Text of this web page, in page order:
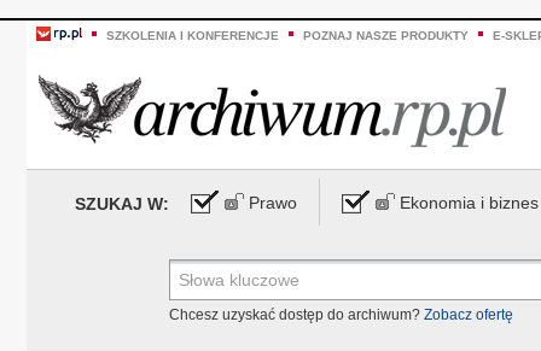
SZKOLENIA I KONFERENCJE POZNAJ NASZE PRODUKTY E-
SZUKAJ W: Prawo Ekonomia i biznes
Chcesz uzyskać dostęp do archiwum? Zobacz ofertę